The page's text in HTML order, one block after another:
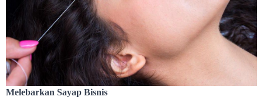
Melebarkan Sayap Bisnis